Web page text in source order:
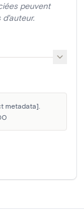
peuvent
metadata].